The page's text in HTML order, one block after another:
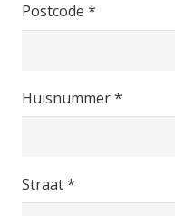
Postcode *
Huisnummer *
Straat *